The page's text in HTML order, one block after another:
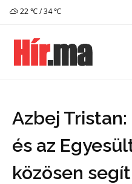
22 ℃ / 34 ℃
Azbej
és az
közösen